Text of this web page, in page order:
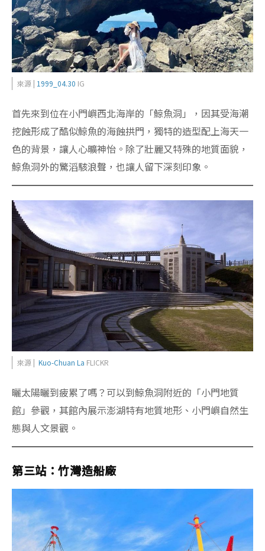
來源 | 1999_04.30 IG
首先來到位在小門嶼西北海岸的「鯨魚洞」，因其受海潮
挖蝕形成了酷似鯨魚的海蝕拱門，獨特的造型配上海天一
色的背景，讓人心曠神怡。除了壯麗又特殊的地質面貌，
鯨魚洞外的驚滔駭浪聲，也讓人留下深刻印象。
來源 | Kuo-Chuan La FLICKR
曬太陽曬到疲累了嗎？可以到鯨魚洞附近的「小門地質
館」參觀，其館內展示澎湖特有地質地形、小門嶼自然生
態與人文景觀。
第三站：竹灣造船廠